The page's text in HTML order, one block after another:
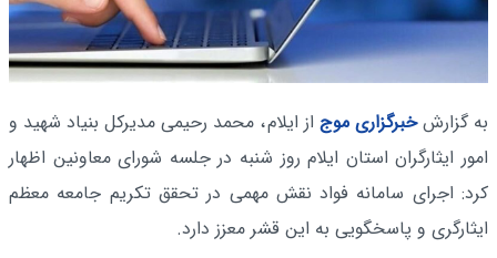
به گزارشخبرگزاری موج از ایلام، محمد رحیمی مدیرکل بنیاد شهید و
امور ایثارگران استان ایلام روز شنبه در جلسه شورای معاونین اظهار
کرد: اجرای سامانه فواد نقش مهمی در تحقق تکریم جامعه معظم
ایثارگری و پاسخگویی به این قشر معزز دارد.